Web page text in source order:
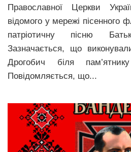
Цікаво
Наука
Технології
Історії
Рецепти
Здоров’я
Події
Кримінал
Православної Церкви
відомого у мережі пісенного
патріотичну пісню
Зазначається, що
Дрогобич біля
Повідомляється, що...